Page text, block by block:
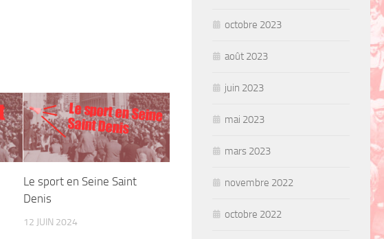
Le sport en Seine
Saint Denis
Le sport en Seine Saint
Denis
12 JUIN 2024
octobre 2023
août 2023
juin 2023
mai 2023
mars 2023
novembre 2022
octobre 2022